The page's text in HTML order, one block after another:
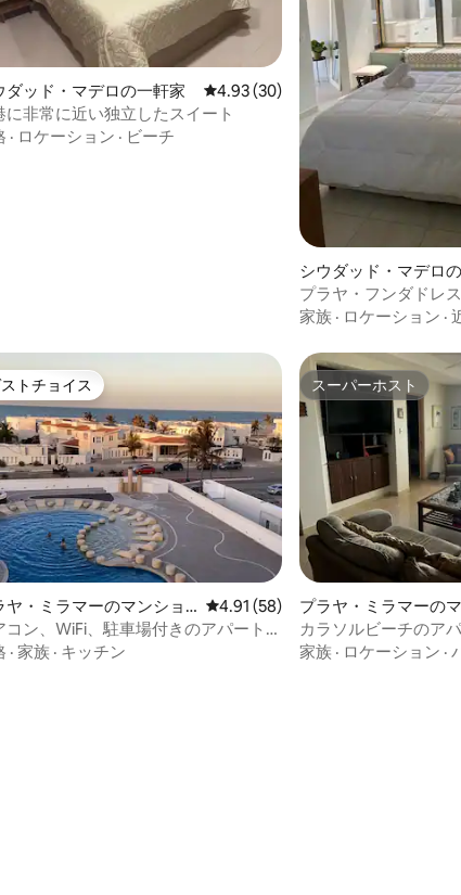
星中4.93つ星の平均評価
ダッド・マデロの一軒家 レビュー30件、5つ星中4.93つ星
4.93 (30)
に非常に近い独立したスイート
· ロケーション · ビーチ
シウダッド・マデロ
ョン・アパート
プラヤ・フンダドレ
レンドリーな旅行
家族 · ロケーション ·
トチョイス
トチョイス
ヤ・ミラマーのマンショ
アパート
レビュー58件、5つ星中4.91つ星の
4.91 (58)
コン、WiFi、駐車場付きのアパート
マールビーチの正面
· 家族 · キッチン
スーパーホスト
スーパーホスト
プラヤ・ミラマーの
ン・アパート
カラソルビーチのア
家族 · ロケーション ·